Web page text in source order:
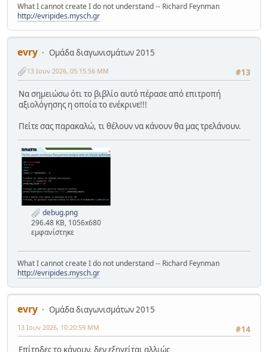
What I cannot create I do not understand -- Richard Feynman
http://evripides.mysch.gr
evry
Ομάδα διαγωνισμάτων 2015
#13
13 Ιουν 2026, 05:15:56 ΜΜ
Να σημειώσω ότι το βιβλίο αυτό πέρασε από επιτροπή
αξιολόγησης η οποία το ενέκρινε!!!
Πείτε σας παρακαλώ, τι θέλουν να κάνουν θα μας τρελάνουν.
debug.png
296.48 KB, 1056x680
εμφανίστηκε
What I cannot create I do not understand -- Richard Feynman
http://evripides.mysch.gr
evry
Ομάδα διαγωνισμάτων 2015
#14
13 Ιουν 2026, 10:20:59 ΜΜ